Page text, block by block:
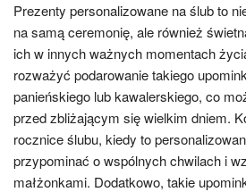
Prezenty personalizowane na ślub to
na samą ceremonię, ale również
ich w innych ważnych momentach
rozważyć podarowanie takiego
panieńskiego lub kawalerskiego, co
przed zbliżającym się wielkim dniem.
rocznice ślubu, kiedy to
przypominać o wspólnych chwilach i
małżonkami. Dodatkowo, takie